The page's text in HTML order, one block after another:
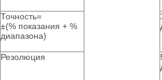
Точность=
±(% показания + %
диапазона)
Резолюция